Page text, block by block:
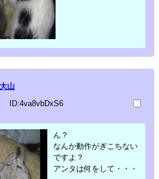
山
ID:4va8vbDxS6
ん？
なんか動作がぎこちない
ですよ？
アンタは何をして・・・